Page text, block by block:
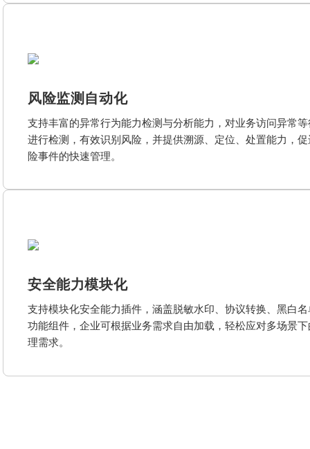
风险监测自动化
支持丰富的异常行为能力检测与分析能力，对业务访问异常等
进行检测，有效识别风险，并提供溯源、定位、处置能力，促
险事件的快速管理。
安全能力模块化
支持模块化安全能力插件，涵盖脱敏水印、协议转换、黑白名
功能组件，企业可根据业务需求自由加载，轻松应对多场景下
理需求。